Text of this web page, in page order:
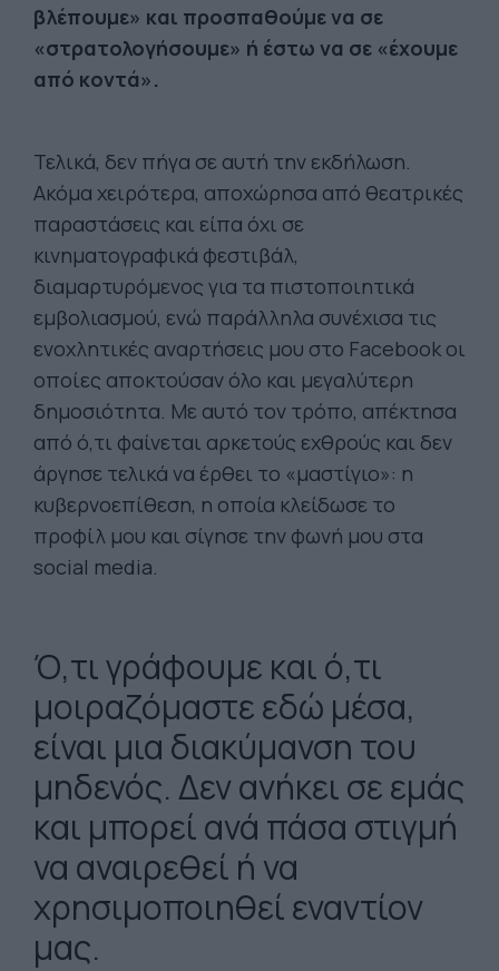
βλέπουμε» και προσπαθούμε να σε
«στρατολογήσουμε» ή έστω να σε «έχουμε
από κοντά».
Τελικά, δεν πήγα σε αυτή την εκδήλωση.
Ακόμα χειρότερα, αποχώρησα από θεατρικές
παραστάσεις και είπα όχι σε
κινηματογραφικά φεστιβάλ,
διαμαρτυρόμενος για τα πιστοποιητικά
εμβολιασμού, ενώ παράλληλα συνέχισα τις
ενοχλητικές αναρτήσεις μου στο Facebook οι
οποίες αποκτούσαν όλο και μεγαλύτερη
δημοσιότητα. Με αυτό τον τρόπο, απέκτησα
από ό,τι φαίνεται αρκετούς εχθρούς και δεν
άργησε τελικά να έρθει το «μαστίγιο»: η
κυβερνοεπίθεση, η οποία κλείδωσε το
προφίλ μου και σίγησε την φωνή μου στα
social media.
Ό,τι γράφουμε και ό,τι
μοιραζόμαστε εδώ μέσα,
είναι μια διακύμανση του
μηδενός. Δεν ανήκει σε εμάς
και μπορεί ανά πάσα στιγμή
να αναιρεθεί ή να
χρησιμοποιηθεί εναντίον
μας.